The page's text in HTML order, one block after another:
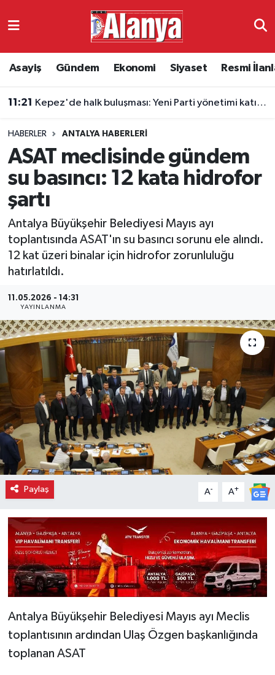
Asayiş Gündem Ekonomi Siyaset Resmi
11:21 Kepez'de halk buluşması: Yeni Parti yönetimi katılmadı
HABERLER ANTALYA HABERLERI
ASAT meclisinde gündem
su basıncı: 12 kata hidrofor
şartı
Antalya Büyükşehir Belediyesi Mayıs ayı
toplantısında ASAT'ın su basıncı sorunu ele alındı.
12 kat üzeri binalar için hidrofor zorunluluğu
hatırlatıldı.
11.05.2026 - 14:31
YAYINLANMA
Paylaş A- A+
Antalya Büyükşehir Belediyesi Mayıs ayı Meclis
toplantısının ardından Ulaş Özgen başkanlığında
toplanan ASAT
Ekonomi
Resmi İlanlar
Alanyaspor
Turizm
E-Gazete
Antalya Namaz Vakitleri
Süper Lig Puan Durumu ve Fikstür
Tüm Manşetler
Son Dakika Haberleri
Haber Arşivi